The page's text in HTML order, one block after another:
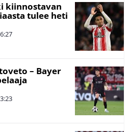
kiinnostavan
tulee heti
– Bayer